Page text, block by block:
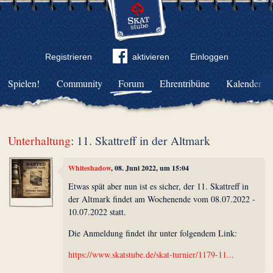
Registrieren aktivieren Einloggen
Community Forum Ehrentribüne Kalender
Spielen!
Unterhaltung: 11. Skattreff in der Altmark
Whiteshadow, 08. Juni 2022, um 15:04
Etwas spät aber nun ist es sicher, der 11. Skattreff in
der Altmark findet am Wochenende vom 08.07.2022 -
10.07.2022 statt.
Die Anmeldung findet ihr unter folgendem Link:
https://www.skatstube.de/skat-turnier/1179-11...